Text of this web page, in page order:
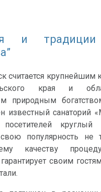
и традиции
считается крупнейшим
края и
природным
известный санаторий
посетителей
популярность не
качеству
своим